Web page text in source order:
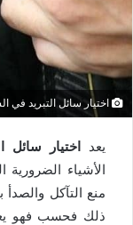
اختيار سائل التبريد في
يعد اختيار سائل
الأشياء
منع التآكل
ذلك فحسب فهو